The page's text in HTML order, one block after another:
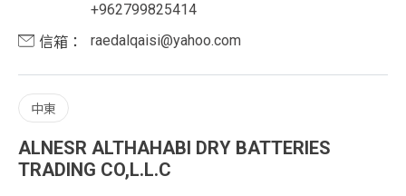
+962799825414
信箱：
raedalqaisi@yahoo.com
中東
ALNESR ALTHAHABI DRY BATTERIES
TRADING CO,L.L.C